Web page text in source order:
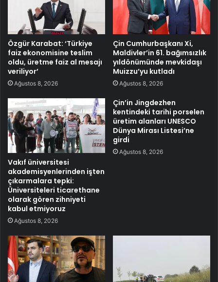
Özgür Karabat: ‘Türkiye
faiz ekonomisine teslim
oldu, üretme faiz al mesajı
veriliyor’
Ağustos 8, 2026
Çin Cumhurbaşkanı Xi,
Maldivler’in 61. bağımsızlık
yıldönümünde mevkidaşı
Muizzu’yu kutladı
Ağustos 8, 2026
Vakıf üniversitesi
akademisyenlerinden işten
çıkarmalara tepki:
Üniversiteleri ticarethane
olarak gören zihniyeti
kabul etmiyoruz
Ağustos 8, 2026
Çin’in Jingdezhen
kentindeki tarihi porselen
üretim alanları UNESCO
Dünya Mirası Listesi’ne
girdi
Ağustos 8, 2026